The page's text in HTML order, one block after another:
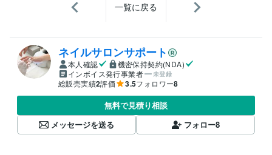
一覧に戻る
ネイルサロンサポート
本人確認
機密保持契約(NDA)
インボイス発行事業者
未登録
総販売実績2評価 3.5フォロワー8
無料で見積り相談
メッセージを送る
フォロー8